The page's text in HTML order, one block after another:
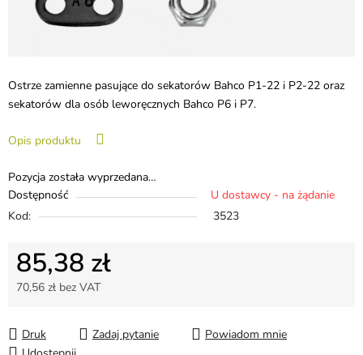
Ostrze zamienne pasujące do sekatorów Bahco P1-22 i P2-22 oraz
sekatorów dla osób leworęcznych Bahco P6 i P7.
Opis produktu
Pozycja została wyprzedana…
Dostępność
U dostawcy - na żądanie
Kod:
3523
85,38 zł
70,56 zł bez VAT
Druk
Zadaj pytanie
Powiadom mnie